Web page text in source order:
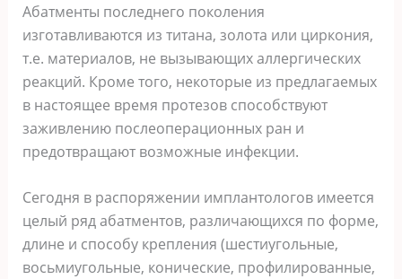
Абатменты последнего поколения
изготавливаются из титана, золота или циркония,
т.е. материалов, не вызывающих аллергических
реакций. Кроме того, некоторые из предлагаемых
в настоящее время протезов способствуют
заживлению послеоперационных ран и
предотвращают возможные инфекции.
Сегодня в распоряжении имплантологов имеется
целый ряд абатментов, различающихся по форме,
длине и способу крепления (шестиугольные,
восьмиугольные, конические, профилированные,